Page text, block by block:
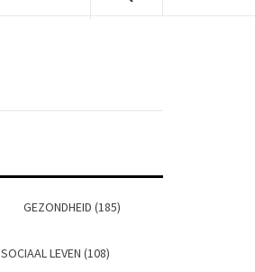
GEZONDHEID (185)
SOCIAAL LEVEN (108)